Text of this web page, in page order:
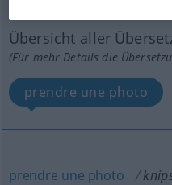
Übersicht aller
(Für mehr Details die
prendre une photo
prendre une photo